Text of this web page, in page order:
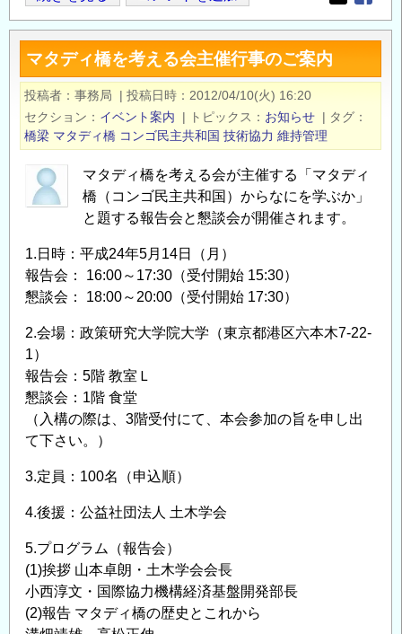
衆
の
た
め
生
き
た
土
人
「宮
本
武
之
輔」
胸
像
建
立
金
お
願
い
の
Opens in
マタディ橋を考える会主催行事のご案内
投稿者 事務局 | 投稿日時
2012/04/10(火) 16:20
セクション
イベント案内 | トピックス お知らせ | タグ
橋梁 マタディ橋 コンゴ民主共和国 技術協力 維持管理
マタディ橋を考える会が主催する「マタディ
橋（コンゴ民主共和国）からなにを学ぶか」
と題する報告会と懇談会が開催されます。
1.日時：平成24年5月14日（月）
報告会： 16:00～17:30（受付開始 15:30）
懇談会： 18:00～20:00（受付開始 17:30）
2.会場：政策研究大学院大学（東京都港区六本木7-22-
1）
報告会：5階 教室Ｌ
懇談会：1階 食堂
（入構の際は、3階受付にて、本会参加の旨を申し出
て下さい。）
3.定員：100名（申込順）
4.後援：公益社団法人 土木学会
5.プログラム（報告会）
(1)挨拶 山本卓朗・土木学会会長
小西淳文・国際協力機構経済基盤開発部長
(2)報告 マタディ橋の歴史とこれから